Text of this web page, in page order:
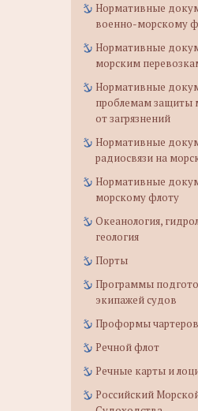
Нормативные
военно-морскому
Нормативные
морским
Нормативные
проблемам защиты
от загрязнений
Нормативные
радиосвязи на
Нормативные
морскому флоту
Океанология,
геология
Порты
Программы
экипажей судов
Проформы чартеров
Речной флот
Речные карты и
Российский